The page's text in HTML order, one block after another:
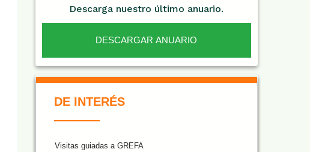
Descarga nuestro último anuario.
DESCARGAR ANUARIO
DE INTERÉS
Visitas guiadas a GREFA